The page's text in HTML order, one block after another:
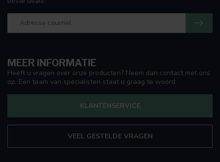
MEER INFORMATIE
Heeft u vragen over onze producten? Neem dan contact met ons
op. Een team van specialisten staat u graag te woord.
KLANTENSERVICE
VEEL GESTELDE VRAGEN